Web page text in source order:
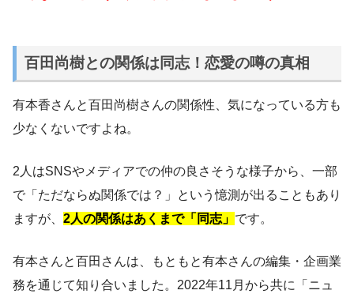
百田尚樹との関係は同志！恋愛の噂の真相
有本香さんと百田尚樹さんの関係性、気になっている方も
少なくないですよね。
2人はSNSやメディアでの仲の良さそうな様子から、一部
で「ただならぬ関係では？」という憶測が出ることもあり
ますが、 2人の関係はあくまで「同志」 です。
有本さんと百田さんは、もともと有本さんの編集・企画業
務を通じて知り合いました。2022年11月から共に「ニュ